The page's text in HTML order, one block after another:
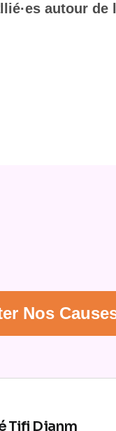
autour de
Nos
Tifi Djanm